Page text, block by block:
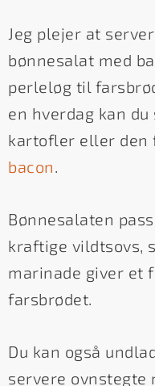
Jeg plejer at
bønnesalat med
perleløg til
en hverdag kan
kartofler eller den
bacon.
Bønnesalaten
kraftige vildtsovs,
marinade giver et
farsbrødet.
Du kan også
servere ovnstegte